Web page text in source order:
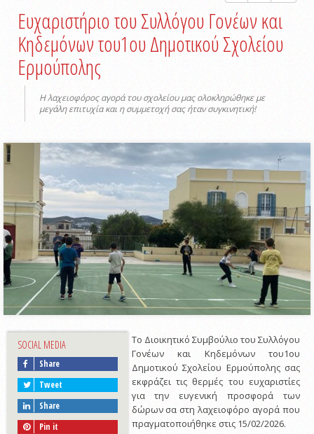
Ευχαριστήριο του Συλλόγου Γονέων και
Κηδεμόνων του1ου Δημοτικoύ Σχολείου
Ερμούπολης
Η λαχειοφόρος αγορά του σχολείου μας ολοκληρώθηκε με
μεγάλη επιτυχία και η συμμετοχή σας ήταν συγκινητική!
SOCIAL MEDIA
Share
Tweet
Share
Pin it
Το Διοικητικό Συμβούλιο του Συλλόγου
Γονέων και Κηδεμόνων του1ου
Δημοτικoύ Σχολείου Ερμούπολης σας
εκφράζει τις θερμές του ευχαριστίες
για την ευγενική προσφορά των
δώρων σα στη λαχειοφόρο αγορά που
πραγματοποιήθηκε στις 15/02/2026.